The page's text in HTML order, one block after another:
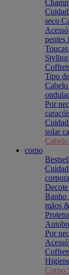
seco
pentes
Styling
Tipo
Por
solar
corpo
Banho
mãos
Por
Corpo